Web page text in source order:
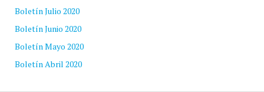
Boletín Julio 2020
Boletín Junio 2020
Boletín Mayo 2020
Boletín Abril 2020